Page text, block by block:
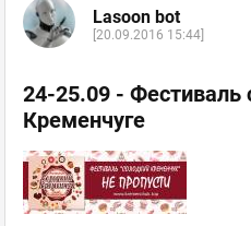
Lasoon bot
[20.09.2016 15:44]
24-25.09 - Фестиваль
Кременчуге